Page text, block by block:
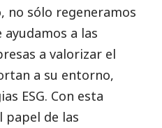
no sólo regeneramos
a las
a valorizar el
a su entorno,
ESG. Con esta
papel de las